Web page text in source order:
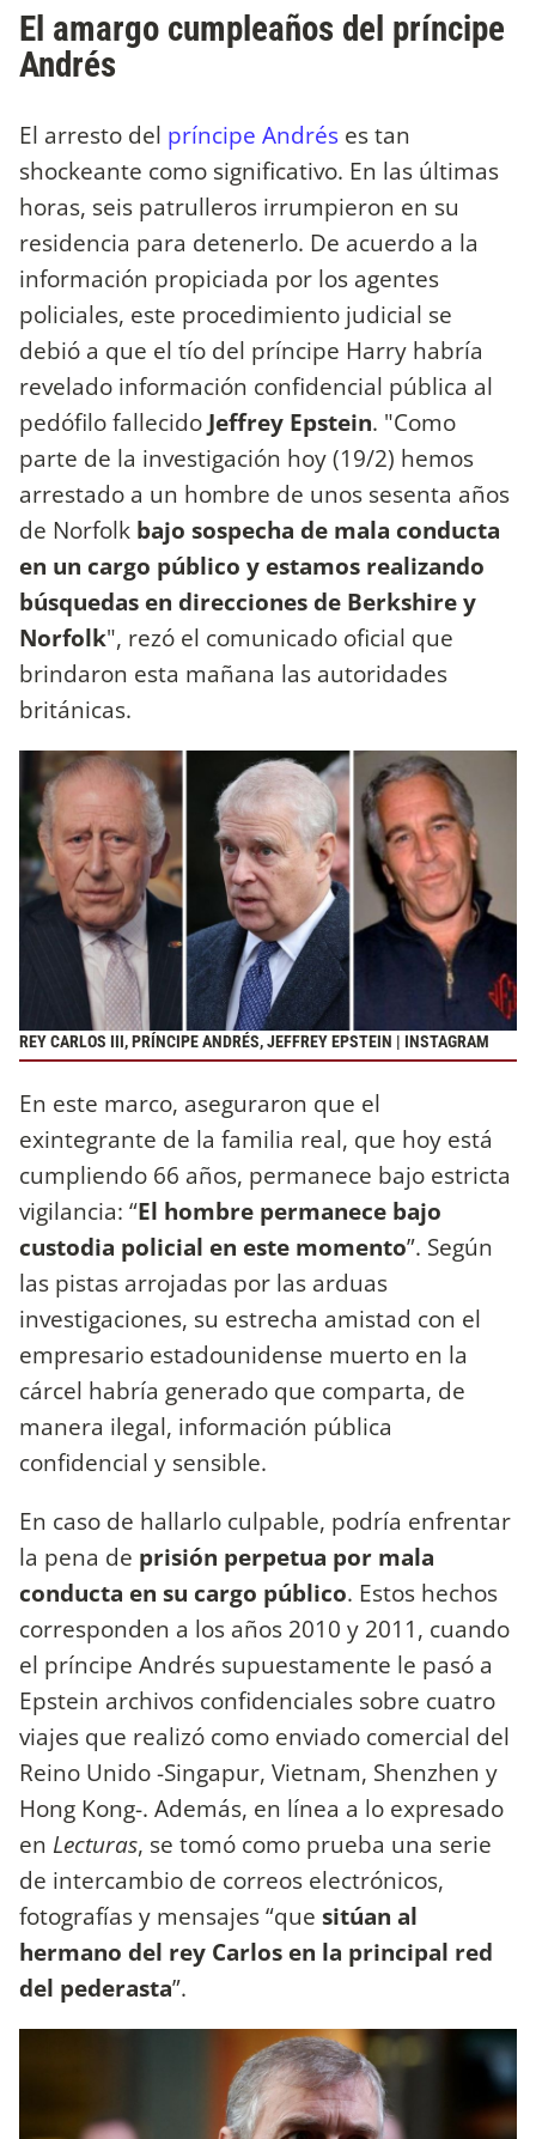
El amargo cumpleaños del príncipe
Andrés
El arresto del príncipe Andrés es tan
shockeante como significativo. En las últimas
horas, seis patrulleros irrumpieron en su
residencia para detenerlo. De acuerdo a la
información propiciada por los agentes
policiales, este procedimiento judicial se
debió a que el tío del príncipe Harry habría
revelado información confidencial pública al
pedófilo fallecido Jeffrey Epstein. "Como
parte de la investigación hoy (19/2) hemos
arrestado a un hombre de unos sesenta años
de Norfolk bajo sospecha de mala conducta
en un cargo público y estamos realizando
búsquedas en direcciones de Berkshire y
Norfolk", rezó el comunicado oficial que
brindaron esta mañana las autoridades
británicas.
REY CARLOS III, PRÍNCIPE ANDRÉS, JEFFREY EPSTEIN | INSTAGRAM
En este marco, aseguraron que el
exintegrante de la familia real, que hoy está
cumpliendo 66 años, permanece bajo estricta
vigilancia: “El hombre permanece bajo
custodia policial en este momento”. Según
las pistas arrojadas por las arduas
investigaciones, su estrecha amistad con el
empresario estadounidense muerto en la
cárcel habría generado que comparta, de
manera ilegal, información pública
confidencial y sensible.
En caso de hallarlo culpable, podría enfrentar
la pena de prisión perpetua por mala
conducta en su cargo público. Estos hechos
corresponden a los años 2010 y 2011, cuando
el príncipe Andrés supuestamente le pasó a
Epstein archivos confidenciales sobre cuatro
viajes que realizó como enviado comercial del
Reino Unido -Singapur, Vietnam, Shenzhen y
Hong Kong-. Además, en línea a lo expresado
en Lecturas, se tomó como prueba una serie
de intercambio de correos electrónicos,
fotografías y mensajes “que sitúan al
hermano del rey Carlos en la principal red
del pederasta”.